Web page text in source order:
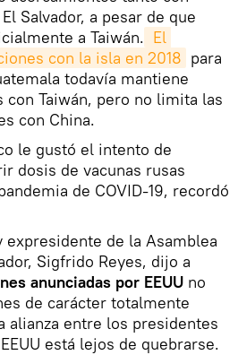
Salvador, a pesar de que
a Taiwán. El
con la isla en 2018 para
todavía mantiene
Taiwán, pero no limita las
con China.
le gustó el intento de
dosis de vacunas rusas
de COVID-19, recordó
expresidente de la Asamblea
Sigfrido Reyes, dijo a
anunciadas por EEUU no
de carácter totalmente
alianza entre los presidentes
está lejos de quebrarse.